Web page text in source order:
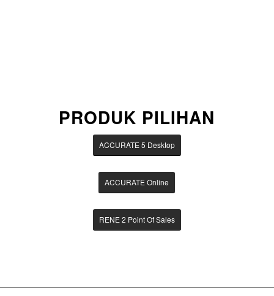
PRODUK PILIHAN
ACCURATE 5 Desktop
ACCURATE Online
RENE 2 Point Of Sales